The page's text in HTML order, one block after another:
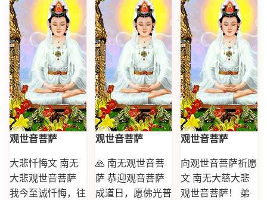
观世音菩萨
大悲忏悔文 南无
大悲观世音菩萨
我今至诚忏悔，往
观世音菩萨
🙏 南无观世音菩
萨 恭迎观音菩萨
成道日，愿佛光普
观世音菩萨
向观世音菩萨祈愿
文 南无大慈大悲
观世音菩萨！ 弟